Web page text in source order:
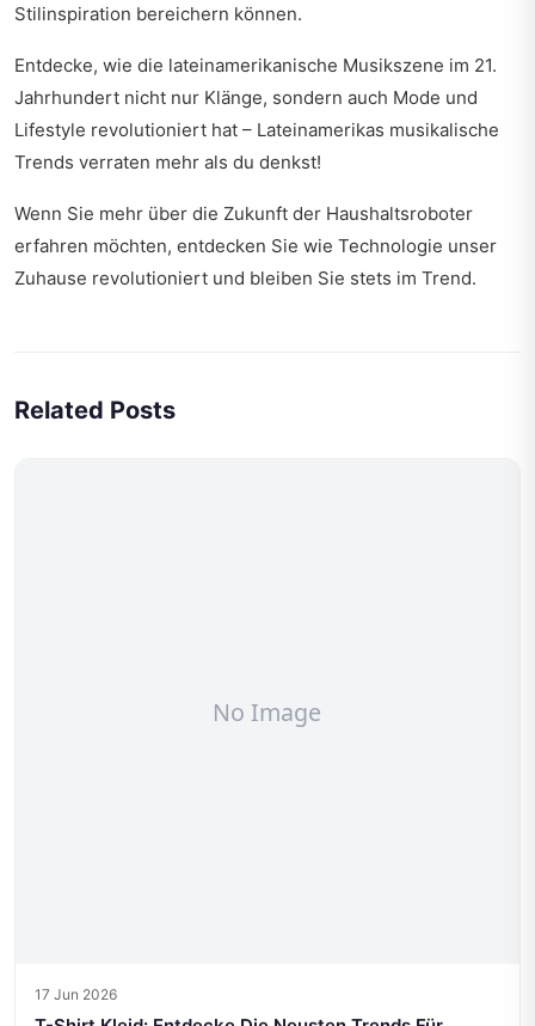
Stilinspiration bereichern können.
Entdecke, wie die lateinamerikanische Musikszene im 21.
Jahrhundert nicht nur Klänge, sondern auch Mode und
Lifestyle revolutioniert hat – Lateinamerikas musikalische
Trends verraten mehr als du denkst!
Wenn Sie mehr über die Zukunft der Haushaltsroboter
erfahren möchten, entdecken Sie wie Technologie unser
Zuhause revolutioniert und bleiben Sie stets im Trend.
Related Posts
17 Jun 2026